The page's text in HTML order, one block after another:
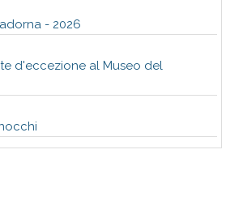
- 2026
d'eccezione al Museo del